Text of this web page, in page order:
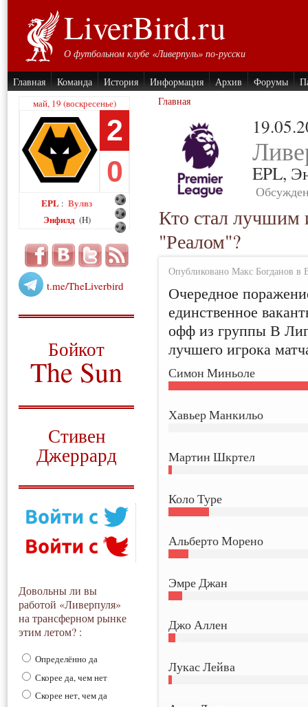
LiverBird.ru
О футбольном клубе «Ливерпуль» по-русски
Главная Команда История Информация Архив Форумы
май, 19 (воскресенье)
2
0
EPL : Вулвз
Энфилд (H)
t.me/TheLiverbird
Бойкот
The Sun
Стивен
Джеррард
Довольны ли вы
работой «Ливерпуля»
на трансферном рынке
этим летом? :
Определённо да
Скорее да, чем нет
Скорее нет, чем да
Главная
EPL,
Кто стал лучшим
"Реалом"?
Опубликовано Макс Богданов в
Очередное
единственное
офф из группы В
лучшего игрока
Симон Миньоле
Хавьер Манкильо
Мартин Шкртел
Коло Туре
Альберто Морено
Эмре Джан
Джо Аллен
Лукас Лейва